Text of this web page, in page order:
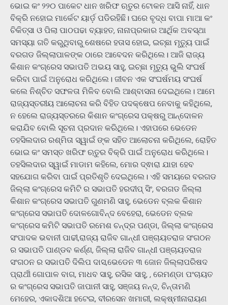
ଭୋଇ କଂ ୨୨୦ ପାକେଟ ଧାନ ଖରିଫ ଋତୁର ଟୋକନ ଆସି ନାହିଁ, ଧାନ
ବିକ୍ରି ନହୋଇ ମାର୍କେଟ ୟାର୍ଡ଼ ପଡିରହିଛି। ଘରେ ବୃଦ୍ଧ ବାପା ମାଆ କଂ
ଚିକିତ୍ସା ଓ ପିଲା ପାଠପଢା ବ୍ୟାହତ, ନାନାପ୍ରକାର ଆର୍ଥିକ ଅବସ୍ଥା
ସମସ୍ୟା ଗତି କରୁଥିବାରୁ ଶେଷରେ ହତାସ ହୋଇ, ଇଚ୍ଛା ମୃତ୍ୟୁ ପାଇଁ
ବରଗଡ ଜିଲ୍ଲାପାଳଙ୍କ ଠାରେ ଆବେଦନ କରିଥିଲେ। ଆଜି ରାଜ୍ୟ
କିଶାନ କଂଗ୍ରେସ ସଭାପତି ଅଭୟ ସାହୁ, ଇଚ୍ଛା ମୃତ୍ୟୁ ଭୁଲି ସଂଘର୍ଷ
କରିବା ପାଇଁ ଅନୁରୋଧ କରିଥିଲେ। ଜୀବନ ଏକ ସଂଘର୍ଷମୟ ସଂଘର୍ଷ
କଲେ ନିଶ୍ଚିତ ସଫଳତା ମିଳିବ ବୋଲି ଆଶ୍ବାସନା ଦେଇଥିଲେ। ଆମେ
ରାଜ୍ୟସ୍ତରୀୟ ଆଲୋଚନା କରି ବିହିତ ପଦକ୍ଷେପ ନେବାକୁ କହିଥିଲେ,
ନ ହେଲେ ରାଜ୍ୟସ୍ତରରେ କିଶାନ କଂଗ୍ରେସ ପକ୍ଷରୁ ଆନ୍ଦୋଳନ
କରାଯିବ ବୋଲି ସୂଚନା ପ୍ରଦାନ କରିଥିଲେ। ଏହାପରେ ଭେଡେନ
ତହସିଲଦାର ରଶ୍ମିତା ସ୍ୱାଇଁ ଙ୍କ ସହିତ ଆଲୋଚନା କରିଥିଲେ, ରୋହିତ
ଭୋଇ କଂ ସମସ୍ତ ଖରିଫ ଋତୁର ବିକ୍ରି ପାଇଁ ଅନୁରୋଧ କରିଥିଲେ।
ତହସିଲଦାର ସ୍ୱାଇଁ ମାଡାମ କହିଲେ, ମୋର ଦ୍ଵାରା ଯାହା ହେବ
ସହଯୋଗ କରିବା ପାଇଁ ପ୍ରତିଶୃତି ଦେଇଥିଲେ। ଏହି ସମୟରେ ବରଗଡ
ଜିଲ୍ଲା କଂଗ୍ରେସ କମିଟି ର ସଭାପତି ହରଦୀପ୍ ସିଂ, ବରଗଡ ଜିଲ୍ଲା
କିଶାନ କଂଗ୍ରେସ ସଭାପତି ଗୁଣମଣି ସାହୁ, ଭେଡେନ ବ୍ଲକ କିଶାନ
କଂଗ୍ରେସ ସଭାପତି ଦୋଳଗୋବିନ୍ଦ ବେହେରା, ଭେଡେନ ବ୍ଲକ
କଂଗ୍ରେସ କମିଟି ସଭାପତି ରମେଶ ଚନ୍ଦ୍ର ପଣ୍ଡା, ଜିଲ୍ଲା କଂଗ୍ରେସ
ସଂପାଦକ ଭବାନୀ ପାଢୀ,ରାଜ୍ୟ ରାଜିବ ଗାନ୍ଧୀ ପଞ୍ଚାୟତରାଜ ସଂଗଠନ
ର ସଭାପତି ପାଣ୍ଡବ କର୍ଣ୍ଣ, ଜିଲ୍ଲା ରାଜିବ ଗାନ୍ଧୀ ପଞ୍ଚାୟତରାଜ
ସଂଗଠନ ର ସଭାପତି ଦିଲିପ ଦାସ,ଭେଡେନ ୩ ଜୋନ ଜିଲ୍ଲାପରିଷଦ
ପ୍ରାର୍ଥୀ ଗୋପାଳ ବାଗ, ମାଧବ ସାହୁ, ରସିକ ସାହୁ, , ରେମଣ୍ଡା ପଂଚାୟତ
ର କଂଗ୍ରେସ ସଭାପତି ଜାପାନୀ ସାହୁ, ସଞ୍ଜୟ ନନ୍ଦ, ଚିନ୍ତାମଣି
ମେହେର, ଏକାଦଶିଆ ହଟେଇ, ବୀରସେନ ଖମାରୀ, ଲକ୍ଷ୍ମୀନାରାୟଣ